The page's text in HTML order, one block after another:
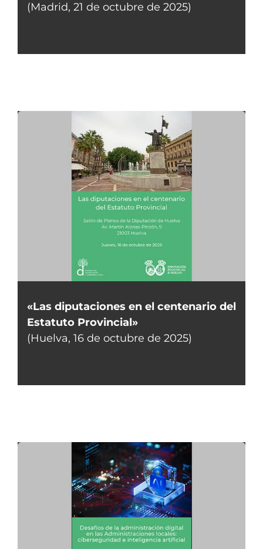
(Madrid, 21 de octubre de 2025)
«Las diputaciones en el centenario del
Estatuto Provincial»
(Huelva, 16 de octubre de 2025)